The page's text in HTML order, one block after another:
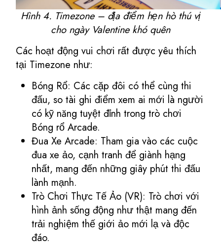
Hình 4. Timezone – địa điểm hẹn hò thú vị
cho ngày Valentine khó quên
Các hoạt động vui chơi rất được yêu thích
tại Timezone như:
Bóng Rổ: Các cặp đôi có thể cùng thi
đấu, so tài ghi điểm xem ai mới là người
có kỹ năng tuyệt đỉnh trong trò chơi
Bóng rổ Arcade.
Đua Xe Arcade: Tham gia vào các cuộc
đua xe ảo, cạnh tranh để giành hạng
nhất, mang đến những giây phút thi đấu
lành mạnh.
Trò Chơi Thực Tế Ảo (VR): Trò chơi với
hình ảnh sống động như thật mang đến
trải nghiệm thế giới ảo mới lạ và độc
đáo.